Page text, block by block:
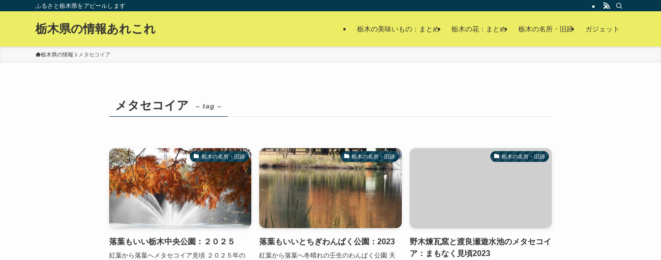
ふるさと栃木県をアピールします
栃木県の情報あれこれ 栃木の美味いもの：まとめ 栃木の花：まとめ 栃木の名所・旧跡 ガジェット
栃木県の情報 メタセコイア
メタセコイア – tag –
栃木の名所・旧跡
落葉もいい栃木中央公園：２０２５
紅葉から落葉へメタセコイア見頃 ２０２５年の
栃木の名所・旧跡
落葉もいいとちぎわんぱく公園：2023
紅葉から落葉へ冬晴れの壬生のわんぱく公園 天
栃木の名所・旧跡
野木煉瓦窯と渡良瀬遊水池のメタセコイ
ア：まもなく見頃2023